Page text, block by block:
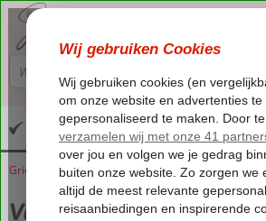
Altijd inclusief huurauto
Home
Griekenland Kreta Neo Chorio Vondelparc Resort
Vondelparc Resort